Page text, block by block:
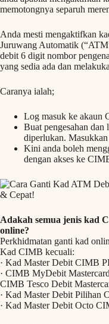
memotongnya separuh
Anda mesti mengaktifkan
Juruwang Automatik
debit 6 digit nombor
yang sedia ada dan
Caranya ialah;
Log masuk ke akaun
Buat pengesahan dan
diperlukan.
Kini anda boleh
dengan akses ke
Adakah semua jenis kad
online?
Perkhidmatan ganti kad
Kad CIMB kecuali:
· Kad Master Debit CIMB
· CIMB MyDebit
CIMB Tesco Debit
· Kad Master Debit Pilihan
· Kad Master Debit Octo